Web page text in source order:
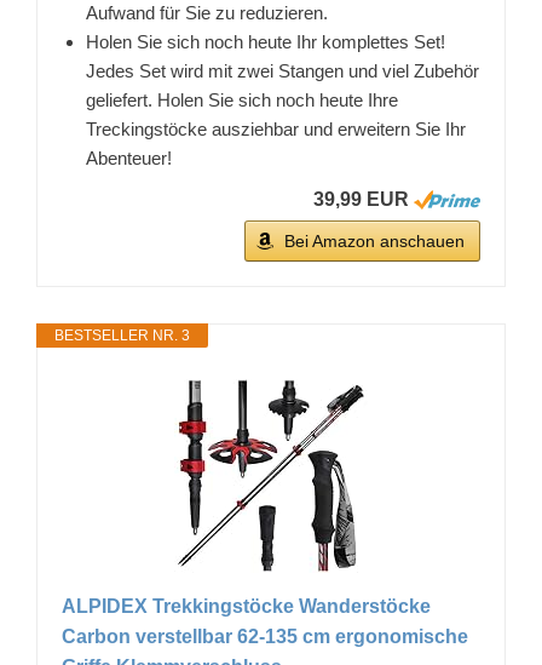
Aufwand für Sie zu reduzieren.
Holen Sie sich noch heute Ihr komplettes Set!
Jedes Set wird mit zwei Stangen und viel Zubehör
geliefert. Holen Sie sich noch heute Ihre
Treckingstöcke ausziehbar und erweitern Sie Ihr
Abenteuer!
39,99 EUR
Bei Amazon anschauen
BESTSELLER NR. 3
ALPIDEX Trekkingstöcke Wanderstöcke
Carbon verstellbar 62-135 cm ergonomische